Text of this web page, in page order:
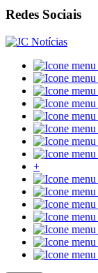
Redes Sociais
+